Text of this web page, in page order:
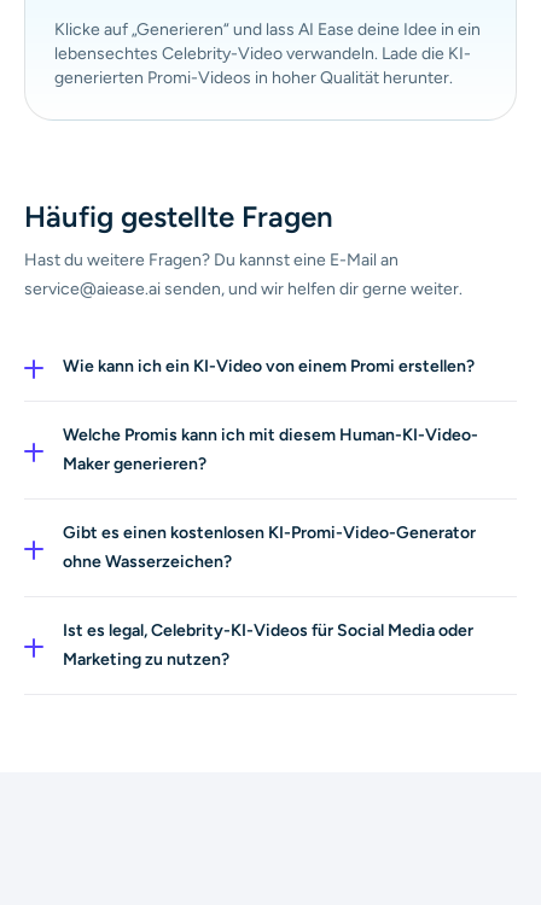
Klicke auf „Generieren“ und lass AI Ease deine Idee in ein
lebensechtes Celebrity-Video verwandeln. Lade die KI-
generierten Promi-Videos in hoher Qualität herunter.
Häufig gestellte Fragen
Hast du weitere Fragen? Du kannst eine E-Mail an
service@aiease.ai senden, und wir helfen dir gerne weiter.
Wie kann ich ein KI-Video von einem Promi erstellen?
Video-Generator von AI Ease erstellen. Lade einfach ein
Foto hoch oder gib einen kurzen Textprompt ein, und
Welche Promis kann ich mit diesem Human-KI-Video-
Maker generieren?
Celebrity-Look inspiriert sind – von zeitlosen Ikonen bis
zu angesagten Stars. Oder du erschaffst fiktive
Gibt es einen kostenlosen KI-Promi-Video-Generator
ohne Wasserzeichen?
Celebrity-KI-Video zu generieren. Danach kannst du
upgraden für Exporte in HD ohne Wasserzeichen und
Ist es legal, Celebrity-KI-Videos für Social Media oder
Marketing zu nutzen?